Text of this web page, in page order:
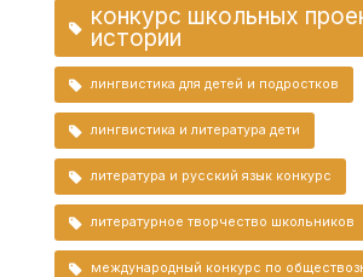
конкурс школьных
истории
лингвистика для детей и подростков
лингвистика и литература дети
литература и русский язык конкурс
литературное творчество школьников
международный конкурс по